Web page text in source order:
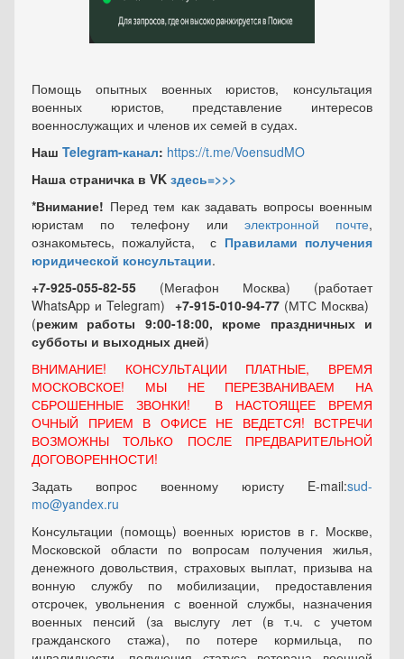
Помощь опытных военных юристов, консультация
военных юристов, представление интересов
военнослужащих и членов их семей в судах.
Наш Telegram-канал: https://t.me/VoensudMO
Наша страничка в VK здесь=>>>
*Внимание! Перед тем как задавать вопросы военным
юристам по телефону или электронной почте,
ознакомьтесь, пожалуйста, с Правилами получения
юридической консультации.
+7-925-055-82-55 (Мегафон Москва) (работает
WhatsApp и Telegram) +7-915-010-94-77 (МТС Москва)
(режим работы 9:00-18:00, кроме праздничных и
субботы и выходных дней)
ВНИМАНИЕ! КОНСУЛЬТАЦИИ ПЛАТНЫЕ, ВРЕМЯ
МОСКОВСКОЕ! МЫ НЕ ПЕРЕЗВАНИВАЕМ НА
СБРОШЕННЫЕ ЗВОНКИ! В НАСТОЯЩЕЕ ВРЕМЯ
ОЧНЫЙ ПРИЕМ В ОФИСЕ НЕ ВЕДЕТСЯ! ВСТРЕЧИ
ВОЗМОЖНЫ ТОЛЬКО ПОСЛЕ ПРЕДВАРИТЕЛЬНОЙ
ДОГОВОРЕННОСТИ!
Задать вопрос военному юристу E-mail:sud-
mo@yandex.ru
Консультации (помощь) военных юристов в г. Москве,
Московской области по вопросам получения жилья,
денежного довольствия, страховых выплат, призыва на
вонную службу по мобилизации, предоставления
отсрочек, увольнения с военной службы, назначения
военных пенсий (за выслугу лет (в т.ч. с учетом
гражданского стажа), по потере кормильца, по